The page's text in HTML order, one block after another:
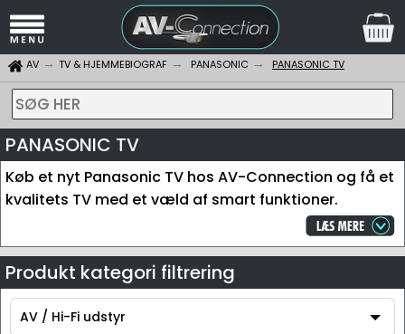
AV TV & HJEMMEBIOGRAF PANASONIC PANASONIC TV
SØG HER
PANASONIC TV
Køb et nyt Panasonic TV hos AV-Connection og få et
kvalitets TV med et væld af smart funktioner.
Produkt kategori filtrering
AV / Hi-Fi udstyr